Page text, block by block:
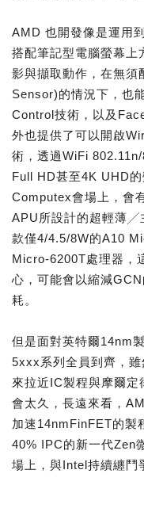
AMD 也開發像是運用
搭配筆記型電腦螢幕
影與擷取動作，在無
Sensor)的情況下，也
Control技術，以及
外也提供了可以開啟
術，透過WiFi
Full HD甚至4K UHD
Computex會場上，會
APU所設計的超輕薄╱
款僅4/4.5/8W的A10
Micro-6200T處理器，
心，可能會以縮減
耗。
但是面對英特爾14nm
5xxx系列全員到齊，雖
來拉近IC製程與摩爾定
會太久，長遠來看，
加速14nmFinFET的製
40% IPC的新一代Zen
場上，與Intel持續纏鬥